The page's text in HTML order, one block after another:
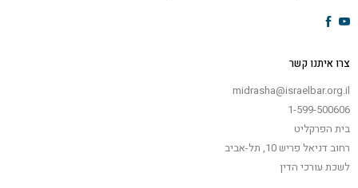
צרו איתנו קשר
midrasha@israelbar.org.il
1-599-500606
בית הפרקליט
רחוב דניאל פריש 10, תל-אביב
לשכת עורכי הדין